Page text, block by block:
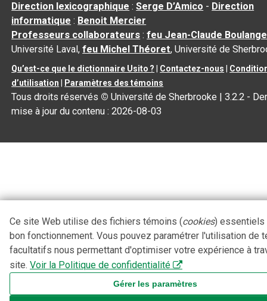
Direction lexicographique :Serge D’Amico - Direction
informatique : Benoit Mercier
Professeurs collaborateurs :feu Jean-Claude
Université Laval,feu Michel Théoret, Université de
Qu’est-ce que le dictionnaire Usito ? Contactez-nous
d’utilisation
Paramètres des témoins
Tous droits réservés © Université de Sherbrooke |3.2.2 -
mise à jour du contenu :2026-08-03
Ce site Web utilise des fichiers témoins (cookies) essentiels
bon fonctionnement. Vous pouvez paramétrer l'utilisation de
facultatifs nous permettant d'optimiser votre expérience à
site. Voir la Politique de confidentialité
Gérer les paramètres